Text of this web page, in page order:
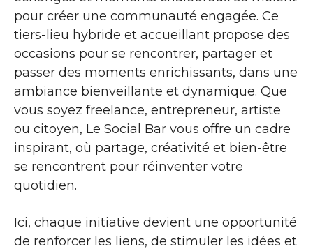
pour créer une communauté engagée. Ce
tiers-lieu hybride et accueillant propose des
occasions pour se rencontrer, partager et
passer des moments enrichissants, dans une
ambiance bienveillante et dynamique. Que
vous soyez freelance, entrepreneur, artiste
ou citoyen, Le Social Bar vous offre un cadre
inspirant, où partage, créativité et bien-être
se rencontrent pour réinventer votre
quotidien.
Ici, chaque initiative devient une opportunité
de renforcer les liens, de stimuler les idées et